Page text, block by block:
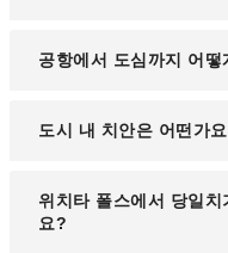
대부분 저렴하거나
공항에서 도심까지 어떻
택시, 차량 공유 서비
도시 내 치안은 어떤가
비교적 안전한 편이
는 것이 좋습니다.
위치타 폴스에서 당일
요?